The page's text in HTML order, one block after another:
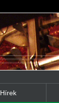
Hírek